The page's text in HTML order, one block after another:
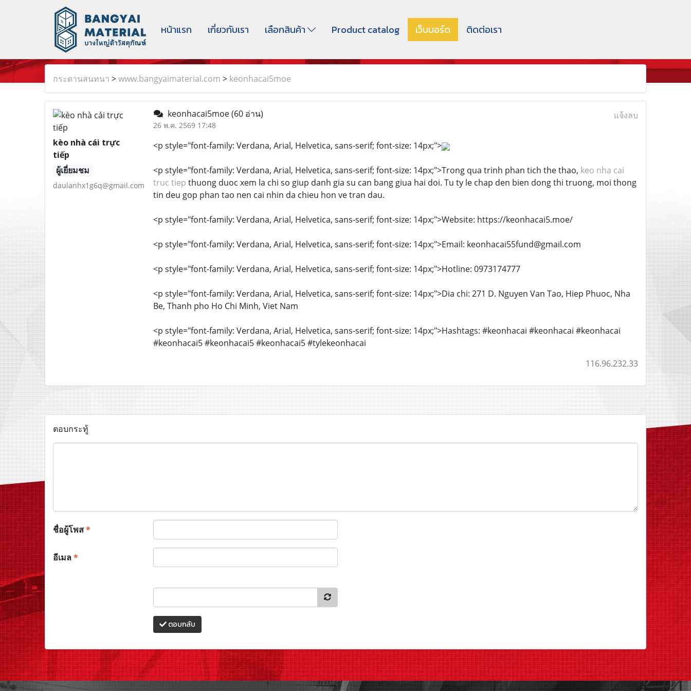
หน้าแรก เกี่ยวกับเรา เลือกสินค้า Product catalog เว็บบอร์ด ติดต่อเรา
กระดานสนทนา >www.bangyaimaterial.com > keonhacai5moe
kèo nhà cái trực
tiếp
ผู้เยี่ยมชม
daulanhx1g6q@gmail.com
keonhacai5moe(60 อ่าน)
26 พ.ค. 2569 17:48
แจ้งลบ
<p style="font-family: Verdana, Arial, Helvetica, sans-serif; font-size: 14px;">
<p style="font-family: Verdana, Arial, Helvetica, sans-serif; font-size: 14px;">Trong qua trinh phan tich the thao, keo nha cai
truc tiep thuong duoc xem la chi so giup danh gia su can bang giua hai doi. Tu ty le chap den bien dong thi truong, moi thong
tin deu gop phan tao nen cai nhin da chieu hon ve tran dau.
<p style="font-family: Verdana, Arial, Helvetica, sans-serif; font-size: 14px;">Website: https://keonhacai5.moe/
<p style="font-family: Verdana, Arial, Helvetica, sans-serif; font-size: 14px;">Email: keonhacai55fund@gmail.com
<p style="font-family: Verdana, Arial, Helvetica, sans-serif; font-size: 14px;">Hotline: 0973174777
<p style="font-family: Verdana, Arial, Helvetica, sans-serif; font-size: 14px;">Dia chi: 271 D. Nguyen Van Tao, Hiep Phuoc, Nha
Be, Thanh pho Ho Chi Minh, Viet Nam
<p style="font-family: Verdana, Arial, Helvetica, sans-serif; font-size: 14px;">Hashtags: #keonhacai #keonhacai #keonhacai
#keonhacai5 #keonhacai5 #keonhacai5 #tylekeonhacai
116.96.232.33
ตอบกระทู้
ชื่อผู้โพส*
อีเมล*
ตอบกลับ